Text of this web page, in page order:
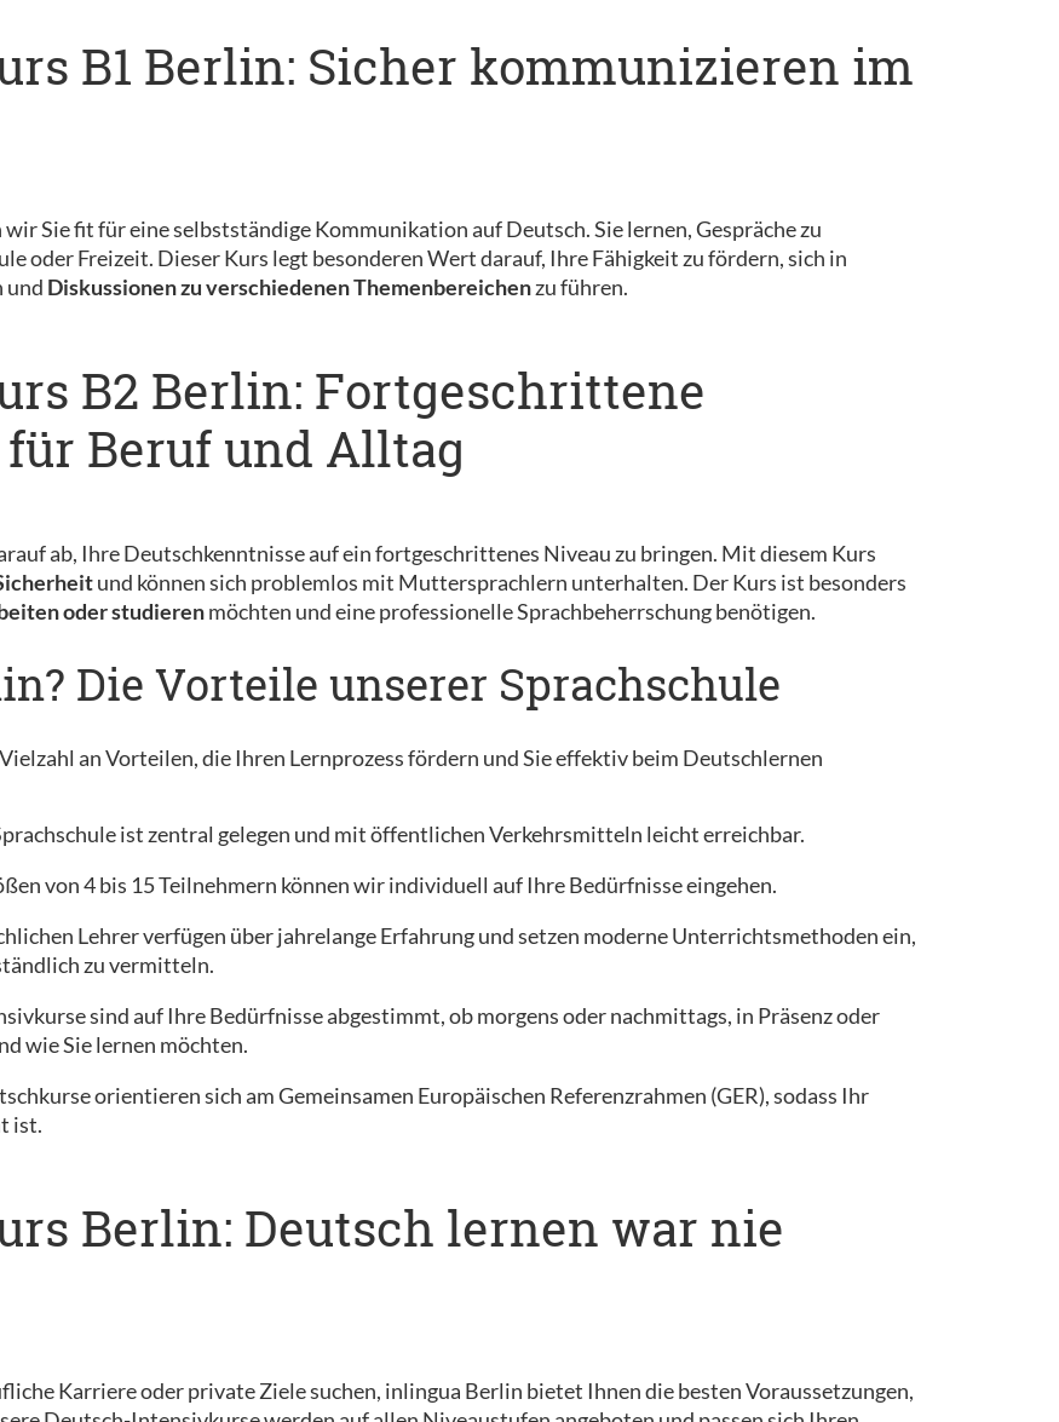
B1 Berlin: Sicher kommunizieren im
wir Sie fit für eine selbstständige Kommunikation auf Deutsch. Sie lernen, Gespräche zu
oder Freizeit. Dieser Kurs legt besonderen Wert darauf, Ihre Fähigkeit zu fördern, sich in
und Diskussionen zu verschiedenen Themenbereichenzu führen.
B2 Berlin: Fortgeschrittene
Beruf und Alltag
ab, Ihre Deutschkenntnisse auf ein fortgeschrittenes Niveau zu bringen. Mit diesem Kurs
und können sich problemlos mit Muttersprachlern unterhalten. Der Kurs ist besonders
oder studierenmöchten und eine professionelle Sprachbeherrschung benötigen.
Die Vorteile unserer Sprachschule
an Vorteilen, die Ihren Lernprozess fördern und Sie effektiv beim Deutschlernen
ist zentral gelegen und mit öffentlichen Verkehrsmitteln leicht erreichbar.
von 4 bis 15 Teilnehmern können wir individuell auf Ihre Bedürfnisse eingehen.
Lehrer verfügen über jahrelange Erfahrung und setzen moderne Unterrichtsmethoden ein,
zu vermitteln.
sind auf Ihre Bedürfnisse abgestimmt, ob morgens oder nachmittags, in Präsenz oder
wie Sie lernen möchten.
orientieren sich am Gemeinsamen Europäischen Referenzrahmen (GER), sodass Ihr
ist.
Berlin: Deutsch lernen war nie
Karriere oder private Ziele suchen, inlingua Berlin bietet Ihnen die besten Voraussetzungen,